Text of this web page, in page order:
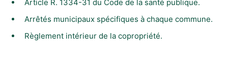
Article R. 1334-31 du Code de la santé publique.
Arrêtés municipaux spécifiques à chaque commune.
Règlement intérieur de la copropriété.